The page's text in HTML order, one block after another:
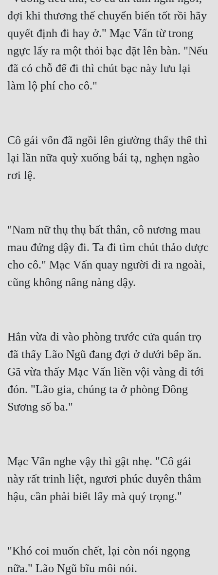
đợi khi thương thế chuyển biến tốt rồi hãy
quyết định đi hay ở." Mạc Vấn từ trong
ngực lấy ra một thỏi bạc đặt lên bàn. "Nếu
đã có chỗ để đi thì chút bạc này lưu lại
Cô gái vốn đã ngồi lên giường thấy thế thì
lại lần nữa quỳ xuống bái tạ, nghẹn ngào
"Nam nữ thụ thụ bất thân, cô nương mau
mau đứng dậy đi. Ta đi tìm chút thảo dược
cho cô." Mạc Vấn quay người đi ra ngoài,
Hắn vừa đi vào phòng trước cửa quán trọ
đã thấy Lão Ngũ đang đợi ở dưới bếp ăn.
Gã vừa thấy Mạc Vấn liền vội vàng đi tới
đón. "Lão gia, chúng ta ở phòng Đông
Mạc Vấn nghe vậy thì gật nhẹ. "Cô gái
này rất trinh liệt, ngươi phúc duyên thâm
"Khó coi muốn chết, lại còn nói ngọng